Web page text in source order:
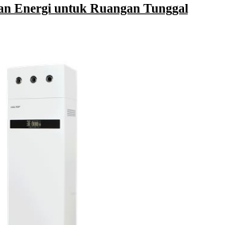
Energi untuk Ruangan Tunggal